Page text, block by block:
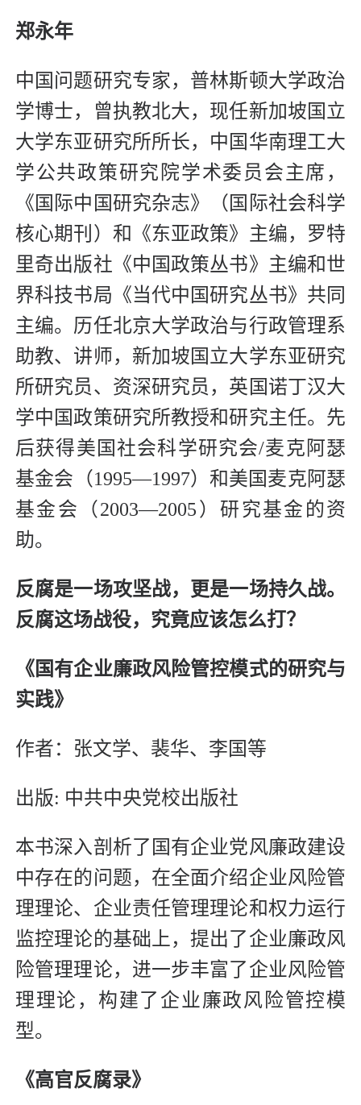
郑永年
中国问题研究专家，普林斯顿大学政治
学博士，曾执教北大，现任新加坡国立
大学东亚研究所所长，中国华南理工大
学公共政策研究院学术委员会主席，
《国际中国研究杂志》（国际社会科学
核心期刊）和《东亚政策》主编，罗特
里奇出版社《中国政策丛书》主编和世
界科技书局《当代中国研究丛书》共同
主编。历任北京大学政治与行政管理系
助教、讲师，新加坡国立大学东亚研究
所研究员、资深研究员，英国诺丁汉大
学中国政策研究所教授和研究主任。先
后获得美国社会科学研究会/麦克阿瑟
基金会（1995—1997）和美国麦克阿瑟
基金会（2003—2005）研究基金的资
助。
反腐是一场攻坚战，更是一场持久战。
反腐这场战役，究竟应该怎么打？
《国有企业廉政风险管控模式的研究与
实践》
作者：张文学、裴华、李国等
出版: 中共中央党校出版社
本书深入剖析了国有企业党风廉政建设
中存在的问题，在全面介绍企业风险管
理理论、企业责任管理理论和权力运行
监控理论的基础上，提出了企业廉政风
险管理理论，进一步丰富了企业风险管
理理论，构建了企业廉政风险管控模
型。
《高官反腐录》